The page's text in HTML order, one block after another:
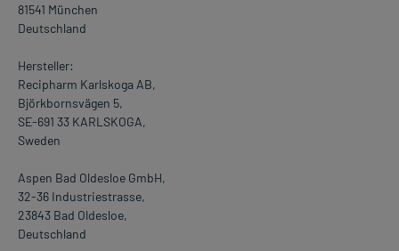
81541 München
Deutschland
Hersteller:
Recipharm Karlskoga AB,
Björkbornsvägen 5,
SE-691 33 KARLSKOGA,
Sweden
Aspen Bad Oldesloe GmbH,
32-36 Industriestrasse,
23843 Bad Oldesloe,
Deutschland